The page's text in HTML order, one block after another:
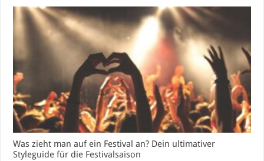
Was zieht man auf ein Festival an? Dein ultimativer
Styleguide für die Festivalsaison